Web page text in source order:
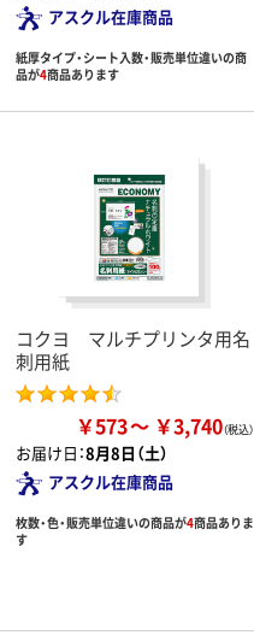
アスクル在庫商品
紙厚タイプ・シート入数・販売単位違いの商
品が4商品あります
コクヨ マルチプリンタ用名
刺用紙
￥573 ￥3,740
お届け日：8月8日（土）
アスクル在庫商品
枚数・色・販売単位違いの商品が4商品ありま
す